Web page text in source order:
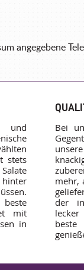
angegebene
und
stets
mit
in
Bei
mehr,
der
beste